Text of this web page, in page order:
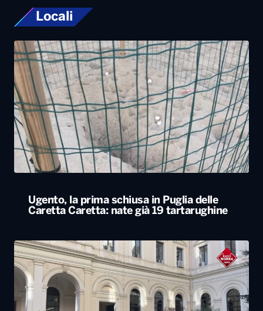
Locali
Ugento, la prima schiusa in Puglia delle
Caretta Caretta: nate già 19 tartarughine